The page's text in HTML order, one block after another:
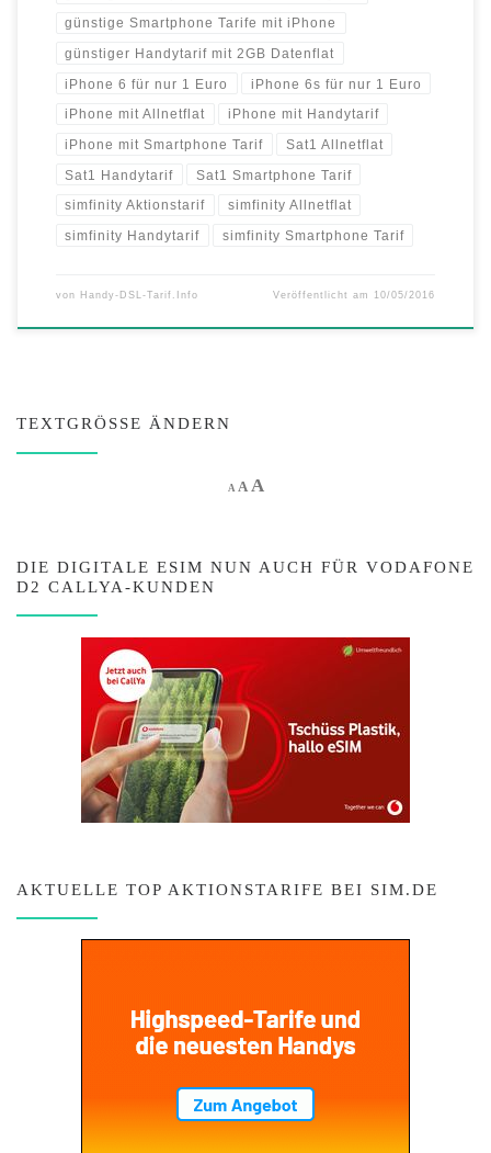
günstige Smartphone Tarife mit iPhone
günstiger Handytarif mit 2GB Datenflat
iPhone 6 für nur 1 Euro iPhone 6s für nur 1 Euro
iPhone mit Allnetflat iPhone mit Handytarif
iPhone mit Smartphone Tarif Sat1 Allnetflat
Sat1 Handytarif Sat1 Smartphone Tarif
simfinity Aktionstarif simfinity Allnetflat
simfinity Handytarif simfinity Smartphone Tarif
von Handy-DSL-Tarif.Info Veröffentlicht am 10/05/2016
TEXTGRÖSSE ÄNDERN
A Decrease font size.
AReset font size.
AIncrease font size.
DIE DIGITALE ESIM NUN AUCH FÜR VODAFONE
D2 CALLYA-KUNDEN
AKTUELLE TOP AKTIONSTARIFE BEI SIM.DE